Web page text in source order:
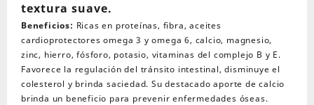
textura suave.
Beneficios: Ricas en proteínas, fibra, aceites
cardioprotectores omega 3 y omega 6, calcio, magnesio,
zinc, hierro, fósforo, potasio, vitaminas del complejo B y E.
Favorece la regulación del tránsito intestinal, disminuye el
colesterol y brinda saciedad. Su destacado aporte de calcio
brinda un beneficio para prevenir enfermedades óseas.